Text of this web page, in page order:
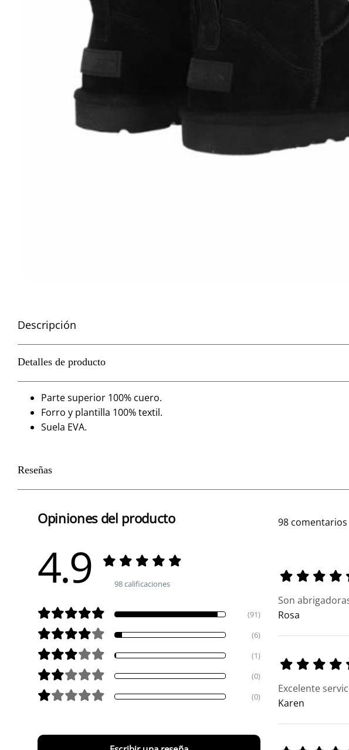
Descripción
Detalles de producto
Parte superior 100% cuero.
Forro y plantilla 100% textil.
Suela EVA.
Reseñas
Opiniones del producto
4.9 98 calificaciones
(91)
(6)
(1)
(0)
(0)
98 comentarios
Son
Rosa
Excelente
Karen